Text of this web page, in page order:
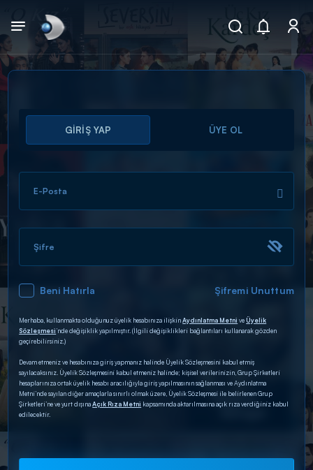
Arama
ARAMA SONUÇLARI
DİĞER SONUÇLAR
GİRİŞ YAP ÜYE OL
E-Posta
Şifre
Beni Hatırla Şifremi Unuttum
Merhaba, kullanmakta olduğunuz üyelik hesabınıza ilişkinAydınlatma Metni veÜyelik
Sözleşmesi’nde değişiklik yapılmıştır. (İlgili değişiklikleri bağlantıları kullanarak gözden
geçirebilirsiniz.)
Devam etmeniz ve hesabınıza giriş yapmanız halinde Üyelik Sözleşmesini kabul etmiş
sayılacaksınız. Üyelik Sözleşmesini kabul etmeniz halinde; kişisel verilerinizin, Grup Şirketleri
hesaplarınıza ortak üyelik hesabı aracılığıyla giriş yapılmasının sağlanması ve Aydınlatma
Metni’nde sayılan diğer amaçlarla sınırlı olmak üzere, Üyelik Sözleşmesi ile belirlenen Grup
Şirketleri’ne ve yurt dışınaAçık Rıza Metni kapsamında aktarılmasına açık rıza verdiğiniz kabul
edilecektir.